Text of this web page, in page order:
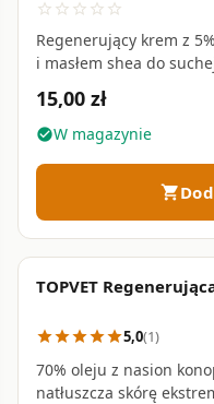
star_border star_border star_border star_border star_border
Regenerujący krem z
i masłem shea do
15,00 zł
check_circleW magazynie
shopping_cart
PROMOCJA
TOPVET
starstarstarstarstar5,0(1)
70% oleju z nasion
natłuszcza skórę